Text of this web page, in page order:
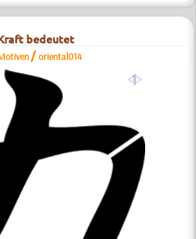
bedeutet
/oriental014
a